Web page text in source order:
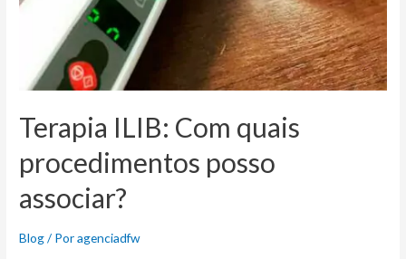
Terapia ILIB: Com quais
procedimentos posso
associar?
Blog/ Poragenciadfw